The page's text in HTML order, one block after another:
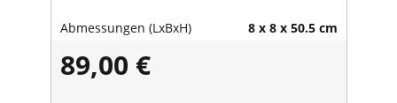
Abmessungen (LxBxH) 8 x 8 x 50.5 cm
89,00 €